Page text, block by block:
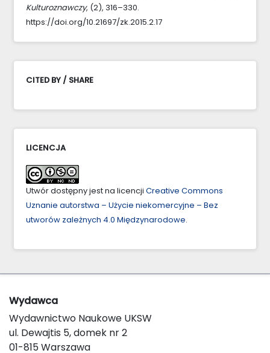
Kulturoznawczy, (2), 316–330.
https://doi.org/10.21697/zk.2015.2.17
CITED BY / SHARE
LICENCJA
Utwór dostępny jest na licencji Creative Commons
Uznanie autorstwa – Użycie niekomercyjne – Bez
utworów zależnych 4.0 Międzynarodowe.
Wydawca
Wydawnictwo Naukowe UKSW
ul. Dewajtis 5, domek nr 2
01-815 Warszawa